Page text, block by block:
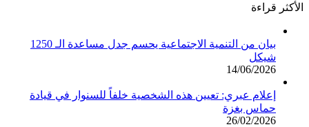
الأكثر قراءة
بيان من التنمية الاجتماعية يحسم جدل مساعدة الـ 1250
شيكل
14/06/2026
إعلام عبري: تعيين هذه الشخصية خلفاً للسنوار في قيادة
حماس بغزة
26/02/2026